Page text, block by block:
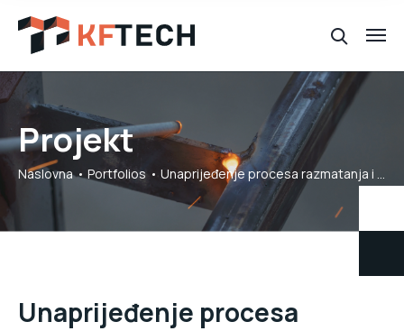
Projekt
Naslovna Portfolios Unaprijeđenje procesa razmatanja i namatanja kablova u firmi STYPE CS d.o.o.
Unaprijeđenje procesa